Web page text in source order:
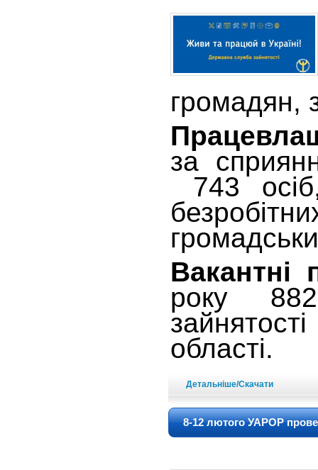
громадян,
за
743
Вакантні
року
області.
Детальніше/Скачати
8-12 лютого УАРОР